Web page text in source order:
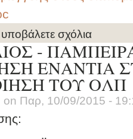
σχόλια
-
ΕΝΑΝΤΙΑ
ΤΟΥ ΟΛΠ
on Παρ, 10/09/2015 -